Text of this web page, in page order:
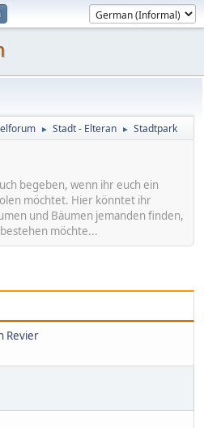
► Stadt - Elteran ► Stadtpark
begeben, wenn ihr euch ein
möchtet. Hier könntet ihr
und Bäumen jemanden finden,
möchte...
Revier